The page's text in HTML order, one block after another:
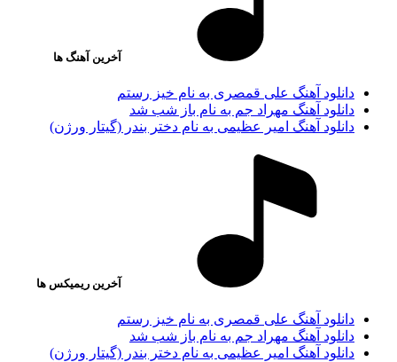
آخرین آهنگ ها
دانلود آهنگ علی قمصری به نام خیز رستم
دانلود آهنگ مهراد جم به نام باز شب شد
دانلود آهنگ امیر عظیمی به نام دختر بندر (گیتار ورژن)
آخرین ریمیکس ها
دانلود آهنگ علی قمصری به نام خیز رستم
دانلود آهنگ مهراد جم به نام باز شب شد
دانلود آهنگ امیر عظیمی به نام دختر بندر (گیتار ورژن)